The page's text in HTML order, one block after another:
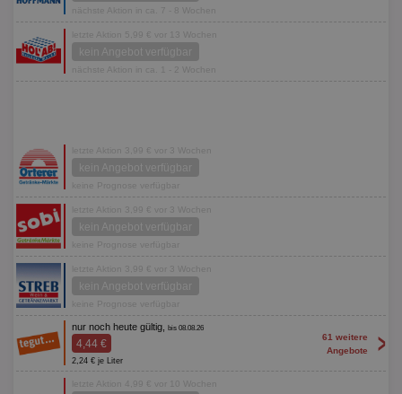
nächste Aktion in ca. 7 - 8 Wochen
letzte Aktion 5,99 € vor 13 Wochen
kein Angebot verfügbar
nächste Aktion in ca. 1 - 2 Wochen
letzte Aktion 3,99 € vor 3 Wochen
kein Angebot verfügbar
keine Prognose verfügbar
letzte Aktion 3,99 € vor 3 Wochen
kein Angebot verfügbar
keine Prognose verfügbar
letzte Aktion 3,99 € vor 3 Wochen
kein Angebot verfügbar
keine Prognose verfügbar
nur noch heute gültig, bis 08.08.26
4,44 €
2,24 € je Liter
61 weitere
Angebote
>
letzte Aktion 4,99 € vor 10 Wochen